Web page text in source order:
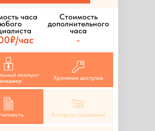
часа
час
Стоимость
дополнительного
часа
-
аккаунт-
Хранение доступов
Контроль продлений